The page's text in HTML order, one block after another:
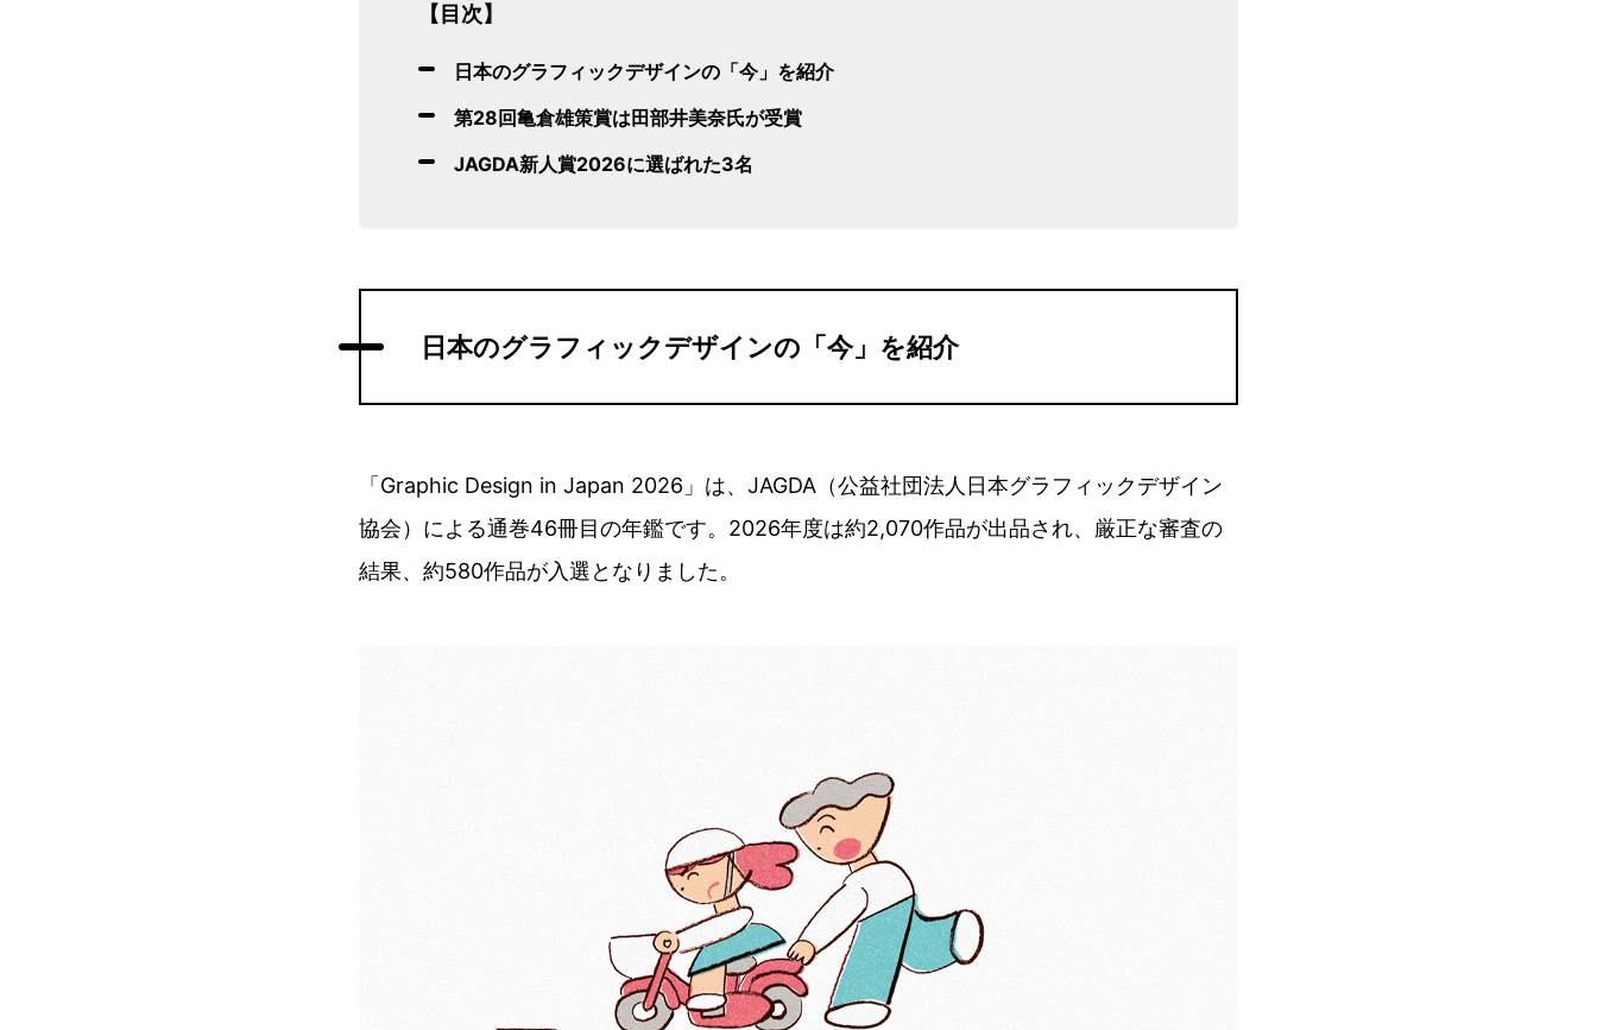
【目次】
日本のグラフィックデザインの「今」を紹介
第28回亀倉雄策賞は田部井美奈氏が受賞
JAGDA新人賞2026に選ばれた3名
日本のグラフィックデザインの「今」を紹介
「Graphic Design in Japan 2026」は、JAGDA（公益社団法人日本グラフィックデザイン
協会）による通巻46冊目の年鑑です。2026年度は約2,070作品が出品され、厳正な審査の
結果、約580作品が入選となりました。